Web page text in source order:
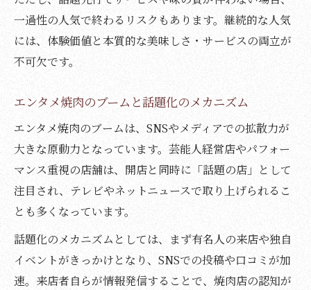
一過性の人気で終わるリスクもあります。継続的な人気
には、体験価値と本質的な美味しさ・サービスの両立が
不可欠です。
エンタメ焼肉のブームと話題化のメカニズム
エンタメ焼肉のブームは、SNSやメディアでの拡散力が
大きな原動力となっています。芸能人経営店やパフォー
マンス重視の店舗は、開店と同時に「話題の店」として
注目され、テレビやネットニュースで取り上げられるこ
とも多くなっています。
話題化のメカニズムとしては、まず有名人の来店や独自
イベントがきっかけとなり、SNSでの投稿や口コミが加
速。来店者自らが情報発信することで、焼肉店の認知が